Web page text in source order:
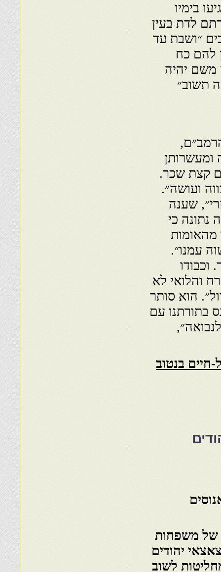
בימיו
לדת בעין
״ושבת עד
להם כח
משם יהיה
תשוב״
ומעשרותן
קצת שכר.
ועושה״.
שענה
נתונה כי
מהאומות
עמנו״.
וכבודו
והלואי לא
הוא סותר
בתורתנו עם
חיים בנטוב
של משפחות
יהודים
לשוב